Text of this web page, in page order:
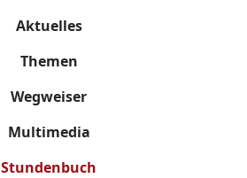
Aktuelles
Themen
Wegweiser
Multimedia
Stundenbuch